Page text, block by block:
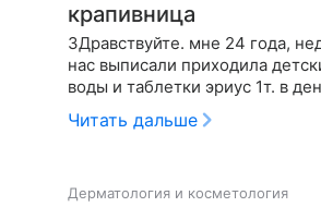
крапивница
ЗДравствуйте. мне 24 года,
нас выписали приходила детский врач и
воды и таблетки эриус 1т. в
Читать дальше
Дерматология и косметология